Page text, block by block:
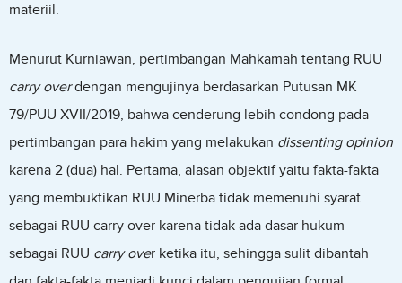
materiil.
Menurut Kurniawan, pertimbangan Mahkamah tentang RUU
carry overdengan mengujinya berdasarkan Putusan MK
79/PUU-XVII/2019, bahwa cenderung lebih condong pada
pertimbangan para hakim yang melakukan dissenting opinion
karena 2 (dua) hal. Pertama, alasan objektif yaitu fakta-fakta
yang membuktikan RUU Minerba tidak memenuhi syarat
sebagai RUU carry over karena tidak ada dasar hukum
sebagai RUU carry over ketika itu, sehingga sulit dibantah